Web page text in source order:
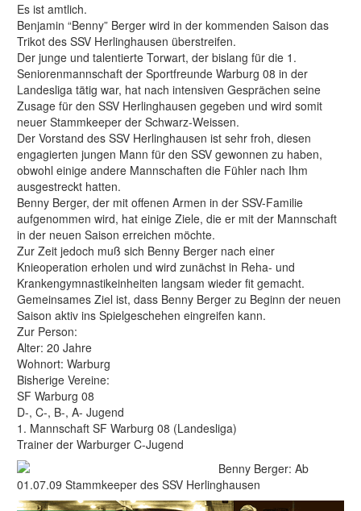
Es ist amtlich.
Benjamin “Benny” Berger wird in der kommenden Saison das
Trikot des SSV Herlinghausen überstreifen.
Der junge und talentierte Torwart, der bislang für die 1.
Seniorenmannschaft der Sportfreunde Warburg 08 in der
Landesliga tätig war, hat nach intensiven Gesprächen seine
Zusage für den SSV Herlinghausen gegeben und wird somit
neuer Stammkeeper der Schwarz-Weissen.
Der Vorstand des SSV Herlinghausen ist sehr froh, diesen
engagierten jungen Mann für den SSV gewonnen zu haben,
obwohl einige andere Mannschaften die Fühler nach Ihm
ausgestreckt hatten.
Benny Berger, der mit offenen Armen in der SSV-Familie
aufgenommen wird, hat einige Ziele, die er mit der Mannschaft
in der neuen Saison erreichen möchte.
Zur Zeit jedoch muß sich Benny Berger nach einer
Knieoperation erholen und wird zunächst in Reha- und
Krankengymnastikeinheiten langsam wieder fit gemacht.
Gemeinsames Ziel ist, dass Benny Berger zu Beginn der neuen
Saison aktiv ins Spielgeschehen eingreifen kann.
Zur Person:
Alter: 20 Jahre
Wohnort: Warburg
Bisherige Vereine:
SF Warburg 08
D-, C-, B-, A- Jugend
1. Mannschaft SF Warburg 08 (Landesliga)
Trainer der Warburger C-Jugend
Benny Berger: Ab
01.07.09 Stammkeeper des SSV Herlinghausen